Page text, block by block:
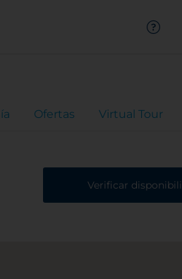
Ofertas Virtual Tour
Verificar